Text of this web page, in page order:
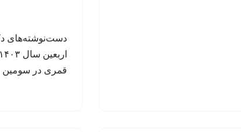
دست‌نوشته‌های
قمری در